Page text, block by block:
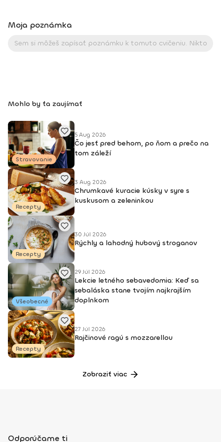
bikini fitness • absolútna majsterka Európy v bikini fitness
Kontakt: +421 907 185 940 Facebook: Magdalena Kazimirova
Moja poznámka
Mohlo by ťa zaujímať
Stravovanie
5 Aug 2026
Čo jesť pred behom, po ňom a prečo na
tom záleží
Recepty
3 Aug 2026
Chrumkavé kuracie kúsky v syre s
kuskusom a zeleninkou
Recepty
30 Júl 2026
Rýchly a lahodný hubový stroganov
Všeobecné
29 Júl 2026
Lekcie letného sebavedomia: Keď sa
sebaláska stane tvojím najkrajším
doplnkom
Recepty
27 Júl 2026
Rajčinové ragú s mozzarellou
Zobraziť viac
Odporúčame ti